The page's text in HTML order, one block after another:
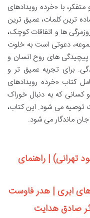
با «خرده رویدادهای
ترین کلمات، عمیق ترین
ها و اتفاقات کوچک،
دعوتی است به خلوت
پیچیدگی های روح انسان و
برای تجربه عمیق تر و
کتاب «خرده رویدادهای
کسانی که به دنبال خوراک
می شود. این کتاب،
ماندگار می شود.
تهرانی) | راهنمای
ابری | هدر فاوست
صادق هدایت